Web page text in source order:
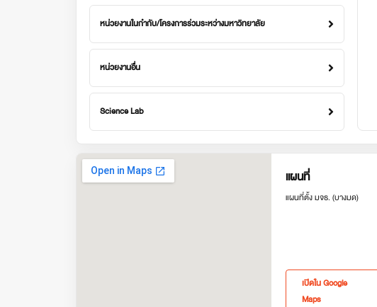
หน่วยงานในกำกับ/โครงการร่วมระหว่างมหาวิทยาลัย
หน่วยงานอื่น
Science Lab
แผนที่
แผนที่ตั้ง มจธ. (บางมด)
เปิดใน Google
Maps